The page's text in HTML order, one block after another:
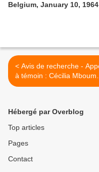
Belgium, January 10,
< Avis de recherche - Appel
à témoin : Cécilia Mbouma-
Prima étudiante à
Hébergé par Overblog
Top articles
Pages
Contact